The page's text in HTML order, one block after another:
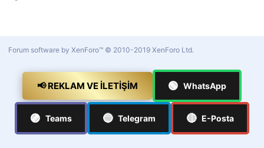
Forum software by XenForo™ © 2010-2019 XenForo Ltd.
📢 REKLAM VE İLETIŞIM 🟢 WhatsApp
🟣 Teams 🔵 Telegram 🔴 E-Posta